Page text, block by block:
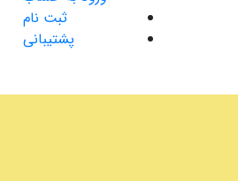
ثبت نام
پشتیبانی